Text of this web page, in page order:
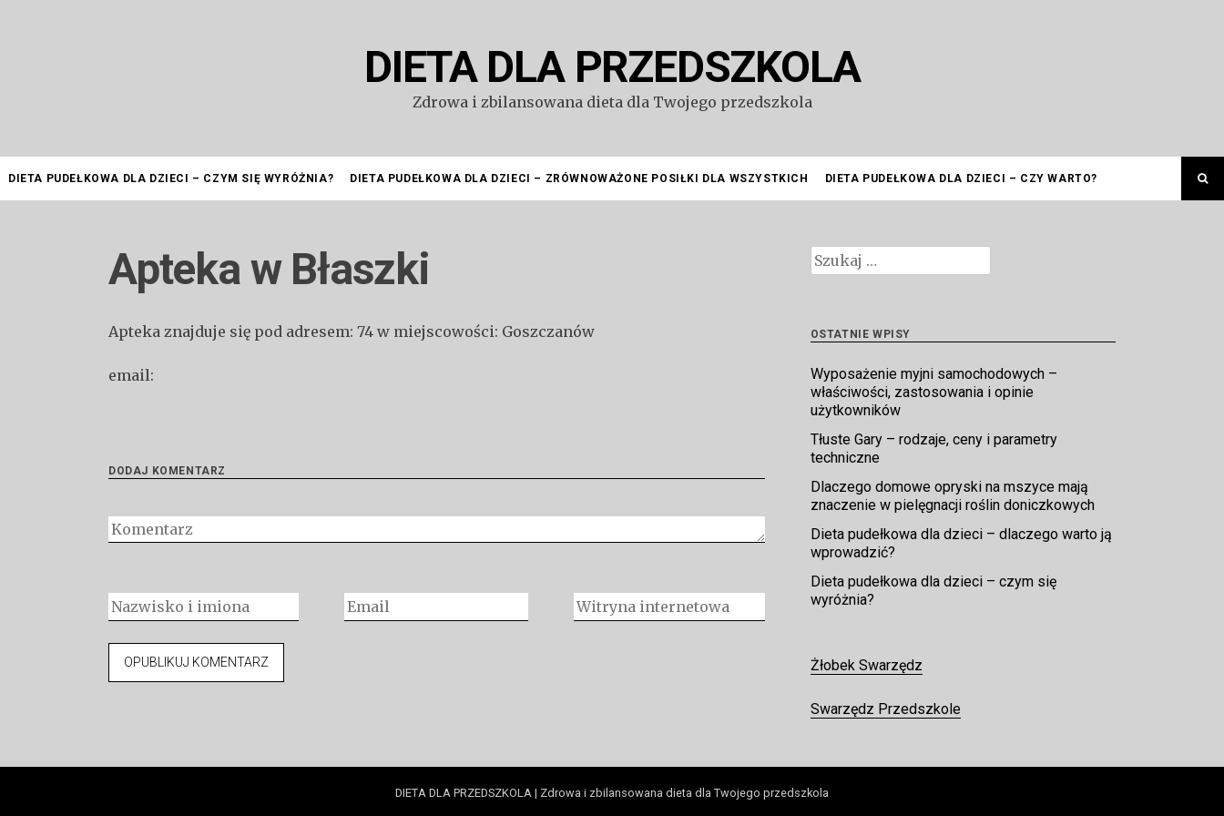
DIETA DLA PRZEDSZKOLA
Zdrowa i zbilansowana dieta dla Twojego przedszkola
DIETA PUDEŁKOWA DLA DZIECI – CZYM SIĘ WYRÓŻNIA? DIETA PUDEŁKOWA DLA DZIECI – ZRÓWNOWAŻONE POSIŁKI DLA WSZYSTKICH DIETA PUDEŁKOWA DLA DZIECI – CZY WARTO?
Apteka w Błaszki
Apteka znajduje się pod adresem: 74 w miejscowości: Goszczanów
email:
DODAJ KOMENTARZ
Szukaj:
OSTATNIE WPISY
Wyposażenie myjni samochodowych –
właściwości, zastosowania i opinie
użytkowników
Tłuste Gary – rodzaje, ceny i parametry
techniczne
Dlaczego domowe opryski na mszyce mają
znaczenie w pielęgnacji roślin doniczkowych
Dieta pudełkowa dla dzieci – dlaczego warto ją
wprowadzić?
Dieta pudełkowa dla dzieci – czym się
wyróżnia?
Żłobek Swarzędz
Swarzędz Przedszkole
DIETA DLA PRZEDSZKOLA | Zdrowa i zbilansowana dieta dla Twojego przedszkola